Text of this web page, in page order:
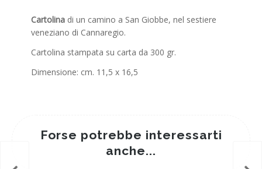
Cartolinadi un camino a San Giobbe, nel sestiere
veneziano di Cannaregio.
Cartolina stampata su carta da 300 gr.
Dimensione: cm. 11,5 x 16,5
Forse potrebbe interessarti
anche...